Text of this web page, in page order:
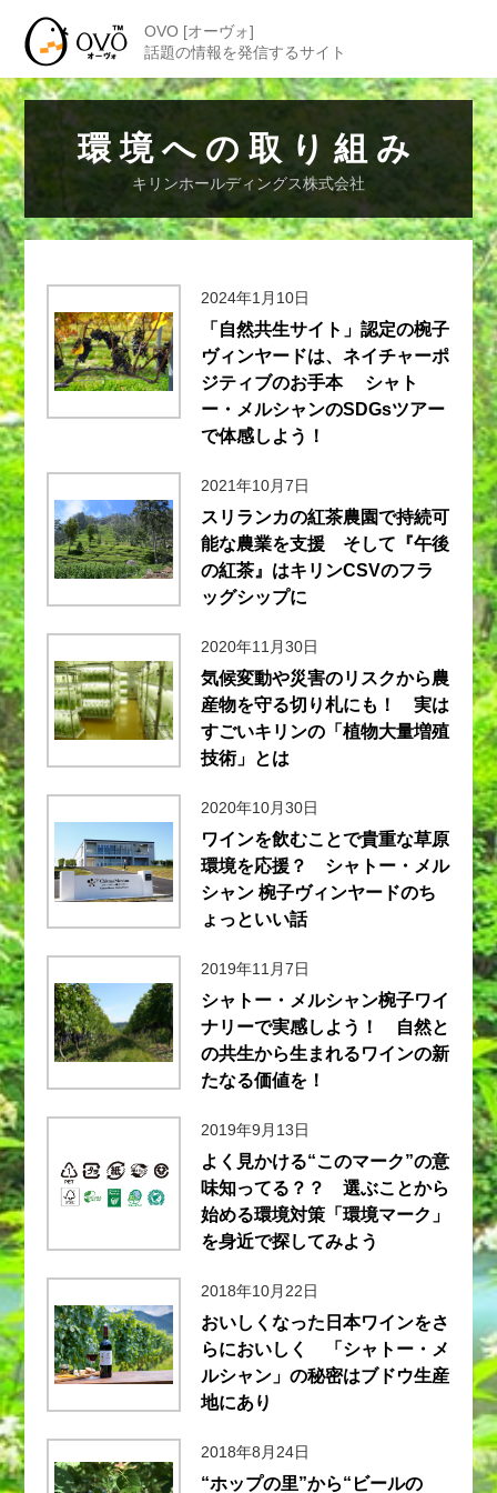
OVO [オーヴォ]
話題の情報を発信するサイト
環境への取り組み
キリンホールディングス株式会社
2024年1月10日
「自然共生サイト」認定の椀子
ヴィンヤードは、ネイチャーポ
ジティブのお手本 シャト
ー・メルシャンのSDGsツアー
で体感しよう！
2021年10月7日
スリランカの紅茶農園で持続可
能な農業を支援 そして『午後
の紅茶』はキリンCSVのフラ
ッグシップに
2020年11月30日
気候変動や災害のリスクから農
産物を守る切り札にも！ 実は
すごいキリンの「植物大量増殖
技術」とは
2020年10月30日
ワインを飲むことで貴重な草原
環境を応援？ シャトー・メル
シャン 椀子ヴィンヤードのち
ょっといい話
2019年11月7日
シャトー・メルシャン椀子ワイ
ナリーで実感しよう！ 自然と
の共生から生まれるワインの新
たなる価値を！
2019年9月13日
よく見かける“このマーク”の意
味知ってる？？ 選ぶことから
始める環境対策「環境マーク」
を身近で探してみよう
2018年10月22日
おいしくなった日本ワインをさ
らにおいしく 「シャトー・メ
ルシャン」の秘密はブドウ生産
地にあり
2018年8月24日
“ホップの里”から“ビールの